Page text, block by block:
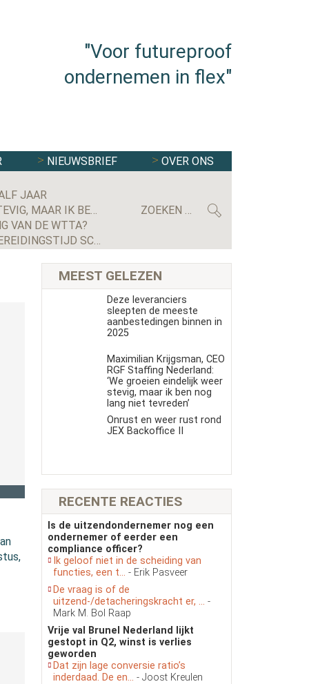
"Voor futureproof
ondernemen in flex"
NIEUWSBRIEF OVER ONS
JAAR
MAXIMILIAN KRIJGSMAN, CEO RGF STAFFING NEDERLAND: ‘WE GROEIEN EINDELIJK WEER STEVIG, MAAR IK BEN NOG LANG NIET TEVREDEN’
VAN DE WTTA?
GERECHTSHOF BEVESTIGT UITSPRAAK: UITZENDBUREAU MOET ALSNOG KWARTIER VOORBEREIDINGSTIJD SCHIPHOL-MEDEWERKER UITBETALEN
MEEST GELEZEN
Deze leveranciers
sleepten de meeste
aanbestedingen binnen in
2025
Maximilian Krijgsman, CEO
RGF Staffing Nederland:
‘We groeien eindelijk weer
stevig, maar ik ben nog
lang niet tevreden’
Onrust en weer rust rond
JEX Backoffice II
RECENTE REACTIES
Is de uitzendondernemer nog een
ondernemer of eerder een
compliance officer?
Ik geloof niet in de scheiding van
functies, een t... - Erik Pasveer
De vraag is of de
uitzend-/detacheringskracht er, ... -
Mark M. Bol Raap
Vrije val Brunel Nederland lijkt
gestopt in Q2, winst is verlies
geworden
Dat zijn lage conversie ratio’s
inderdaad. De en... - Joost Kreulen